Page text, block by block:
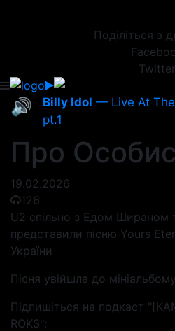
Поділіться з
Twitter
🔊 Billy Idol — Live At
pt.1
Про
19.02.2026
126
U2 спільно з Едом Шираном
представили пісню Yours
України
Пісня увійшла до
Підпишіться на подкаст
ROKS":